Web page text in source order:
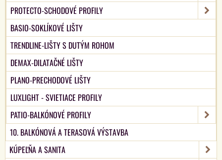
PROTECTO-SCHODOVÉ PROFILY
BASIO-SOKLÍKOVÉ LIŠTY
TRENDLINE-LIŠTY S DUTÝM ROHOM
DEMAX-DILATAČNÉ LIŠTY
PLANO-PRECHODOVÉ LIŠTY
LUXLIGHT - SVIETIACE PROFILY
PATIO-BALKÓNOVÉ PROFILY
10. BALKÓNOVÁ A TERASOVÁ VÝSTAVBA
KÚPEĽŇA A SANITA